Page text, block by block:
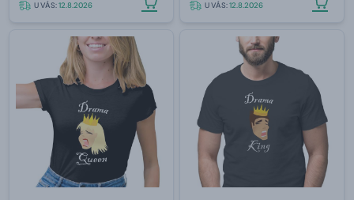
U VÁS:12.8.2026 U VÁS:12.8.2026